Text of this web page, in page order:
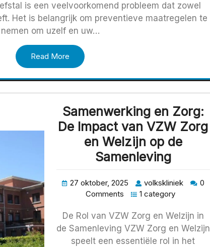
is een veelvoorkomend probleem dat zowel
Het is belangrijk om preventieve maatregelen te
nemen om uzelf en uw…
Read More
Samenwerking en Zorg:
De Impact van VZW Zorg
en Welzijn op de
Samenleving
27 oktober, 2025 volkskliniek
0
Comments
1 category
De Rol van VZW Zorg en Welzijn in
de Samenleving VZW Zorg en Welzijn
speelt een essentiële rol in het